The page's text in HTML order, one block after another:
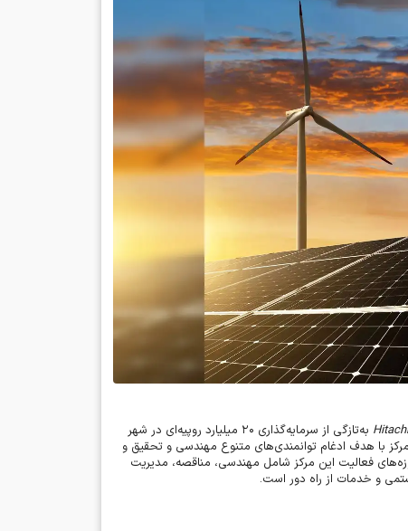
به‌تازگی از سرمایه‌گذاری ۲۰ میلیارد روپیه‌ای در شهر
با هدف ادغام توانمندی‌های متنوع مهندسی و تحقیق و
فعالیت این مرکز شامل مهندسی، مناقصه، مدیریت
و خدمات از راه دور است.